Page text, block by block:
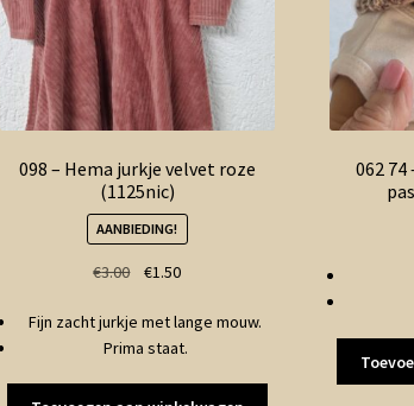
098 – Hema jurkje velvet roze
(1125nic)
AANBIEDING!
€3.00
Oorspronkelijke
was:
€3.00.
€1.50Huidige
is:
€1.50.
Fijn zacht jurkje met lange mouw.
Prima staat.
062